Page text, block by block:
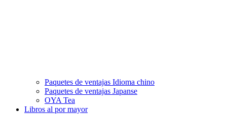
Paquetes de ventajas Idioma chino
Paquetes de ventajas Japanse
OYA Tea
Libros al por mayor